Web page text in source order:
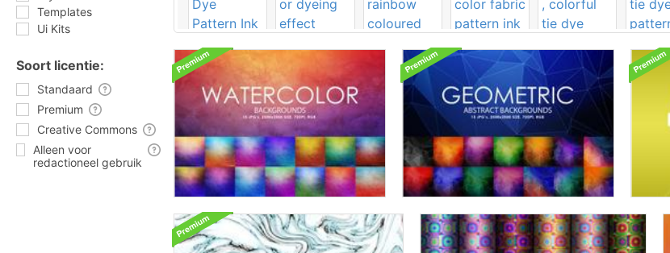
Templates
Ui Kits
Soort licentie:
Standaard
Premium
Creative Commons
Alleen voor
redactioneel gebruik